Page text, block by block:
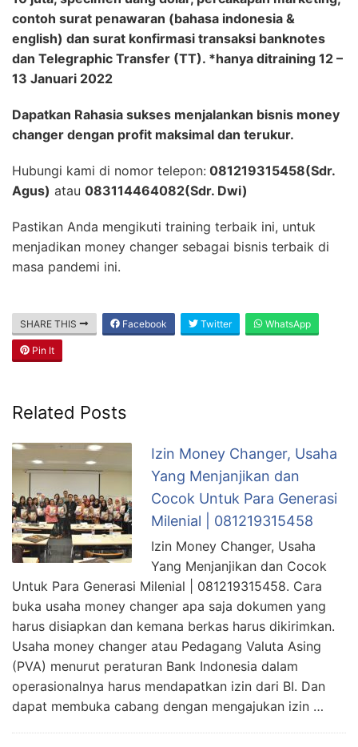
contoh surat penawaran (bahasa indonesia &
english) dan surat konfirmasi transaksi banknotes
dan Telegraphic Transfer (TT). *hanya ditraining 12 –
13 Januari 2022
Dapatkan Rahasia sukses menjalankan bisnis money
changer dengan profit maksimal dan terukur.
Hubungi kami di nomor telepon: 081219315458(Sdr.
Agus) atau 083114464082(Sdr. Dwi)
Pastikan Anda mengikuti training terbaik ini, untuk
menjadikan money changer sebagai bisnis terbaik di
masa pandemi ini.
SHARE THIS Facebook Twitter WhatsApp
Pin It
Related Posts
Izin Money Changer, Usaha
Yang Menjanjikan dan
Cocok Untuk Para Generasi
Milenial | 081219315458
Izin Money Changer, Usaha
Yang Menjanjikan dan Cocok
Untuk Para Generasi Milenial | 081219315458. Cara
buka usaha money changer apa saja dokumen yang
harus disiapkan dan kemana berkas harus dikirimkan.
Usaha money changer atau Pedagang Valuta Asing
(PVA) menurut peraturan Bank Indonesia dalam
operasionalnya harus mendapatkan izin dari BI. Dan
dapat membuka cabang dengan mengajukan izin …